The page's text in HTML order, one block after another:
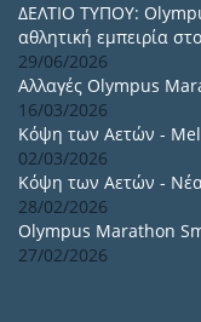
ΔΕΛΤΙΟ ΤΥΠΟΥ:
αθλητική εμπειρία
29/06/2026
Αλλαγές Olympus
16/03/2026
Κόψη των Αετών -
02/03/2026
Κόψη των Αετών -
28/02/2026
Olympus Marathon
27/02/2026